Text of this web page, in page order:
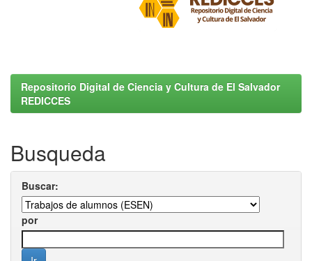
Repositorio Digital de Ciencia y Cultura de El Salvador
REDICCES
Busqueda
Buscar:
por